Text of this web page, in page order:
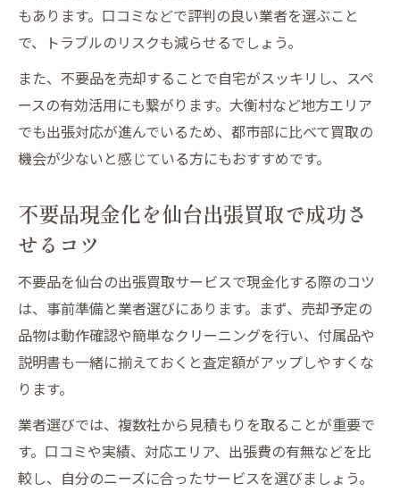
もあります。口コミなどで評判の良い業者を選ぶこと
で、トラブルのリスクも減らせるでしょう。
また、不要品を売却することで自宅がスッキリし、スペ
ースの有効活用にも繋がります。大衡村など地方エリア
でも出張対応が進んでいるため、都市部に比べて買取の
機会が少ないと感じている方にもおすすめです。
不要品現金化を仙台出張買取で成功さ
せるコツ
不要品を仙台の出張買取サービスで現金化する際のコツ
は、事前準備と業者選びにあります。まず、売却予定の
品物は動作確認や簡単なクリーニングを行い、付属品や
説明書も一緒に揃えておくと査定額がアップしやすくな
ります。
業者選びでは、複数社から見積もりを取ることが重要で
す。口コミや実績、対応エリア、出張費の有無などを比
較し、自分のニーズに合ったサービスを選びましょう。